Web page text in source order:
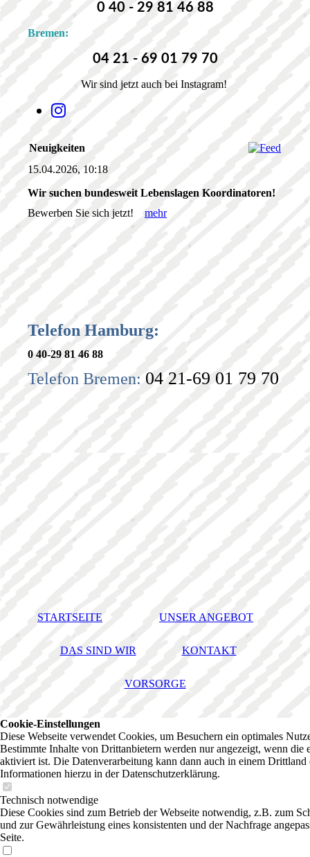
0 40 - 29 81 46 88
Bremen:
04 21 - 69 01 79 70
Wir sind jetzt auch bei Instagram!
Neuigkeiten
15.04.2026, 10:18
Wir suchen bundesweit Lebenslagen Koordinatoren!
Bewerben Sie sich jetzt! mehr
Telefon Hamburg:
0 40-29 81 46 88
Telefon Bremen: 04 21-69 01 79 70
STARTSEITE UNSER ANGEBOT
DAS SIND WIR KONTAKT
VORSORGE
Cookie-Einstellungen
Diese Webseite verwendet Cookies, um Besuchern ein optimales
Bestimmte Inhalte von Drittanbietern werden nur angezeigt, wenn die
aktiviert ist. Die Datenverarbeitung kann dann auch in einem Drittland
Informationen hierzu in der Datenschutzerklärung.
Technisch notwendige
Diese Cookies sind zum Betrieb der Webseite notwendig, z.B. zum
und zur Gewährleistung eines konsistenten und der Nachfrage
Seite.